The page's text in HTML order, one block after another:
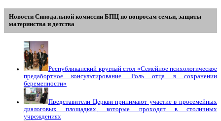
Новости Синодальной комиссии БПЦ по вопросам семьи, защиты
материнства и детства
Республиканский круглый стол «Семейное психологическое
предабортное консультирование. Роль отца в сохранении
беременности»
Представители Церкви принимают участие в просемейных
диалоговых площадках, которые проходят в столичных
учреждениях